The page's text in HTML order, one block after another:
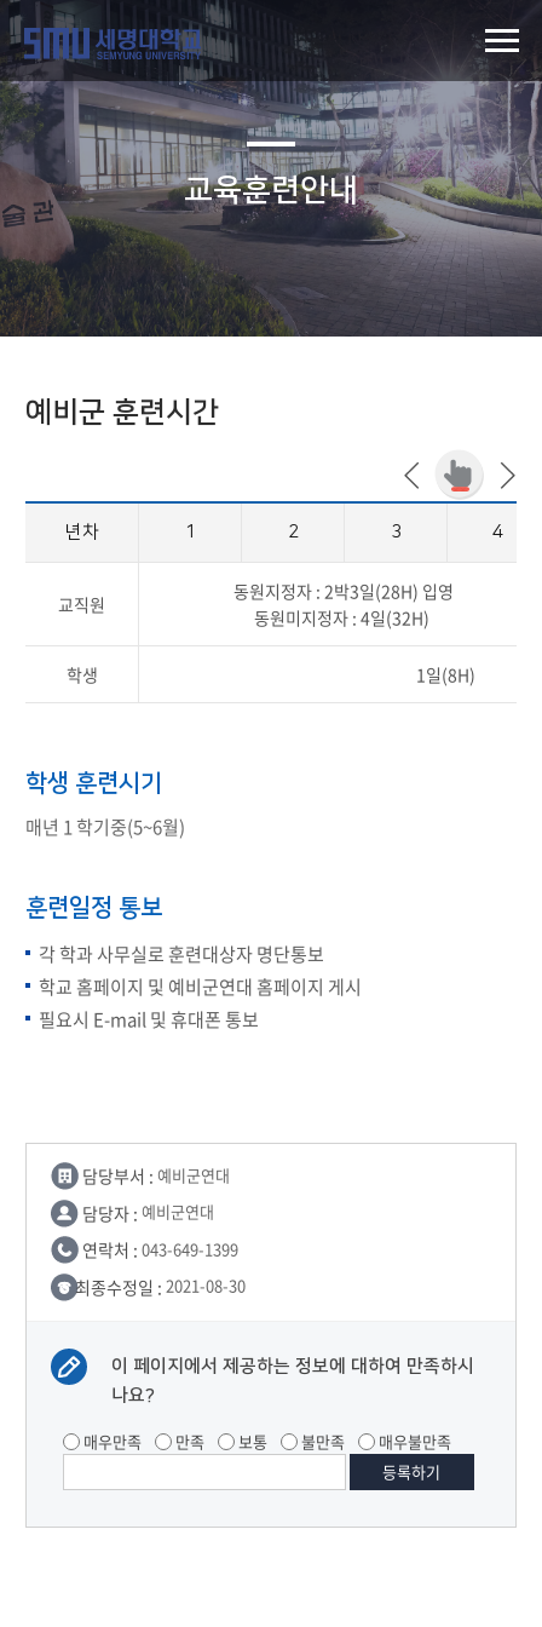
교육훈련안내
예비군 훈련시간
년차 1 2 3 4
교직원
동원지정자 : 2박3일(28H) 입영​
동원미지정자 : 4일(32H) ​
학생 1일(8H)
학생 훈련시기
매년 1 학기중(5~6월)
훈련일정 통보​
각 학과 사무실로 훈련대상자 명단통보
학교 홈페이지 및 예비군연대 홈페이지 게시
필요시 E-mail 및 휴대폰 통보
담당부서 : 예비군연대
담당자 : 예비군연대
연락처 : 043-649-1399
최종수정일 : 2021-08-30
이 페이지에서 제공하는 정보에 대하여 만족하시
나요?
매우만족 만족 보통 불만족 매우불만족